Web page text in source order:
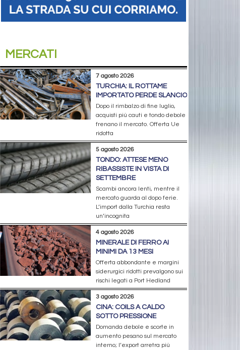
MERCATI
7 agosto 2026
TURCHIA: IL ROTTAME
IMPORTATO PERDE SLANCIO
Dopo il rimbalzo di fine luglio,
acquisti più cauti e tondo debole
frenano il mercato. Offerta Ue
ridotta
5 agosto 2026
TONDO: ATTESE MENO
RIBASSISTE IN VISTA DI
SETTEMBRE
Scambi ancora lenti, mentre il
mercato guarda al dopo ferie.
L’import dalla Turchia resta
un’incognita
4 agosto 2026
MINERALE DI FERRO AI
MINIMI DA 13 MESI
Offerta abbondante e margini
siderurgici ridotti prevalgono sui
rischi legati a Port Hedland
3 agosto 2026
CINA: COILS A CALDO
SOTTO PRESSIONE
Domanda debole e scorte in
aumento pesano sul mercato
interno; l’export arretra più